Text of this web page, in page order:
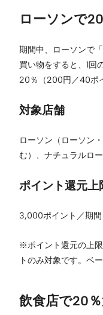
ローソンで
期間中、ローソンで
買い物をすると、1回
20％（200円／40ポ
対象店舗
ローソン（ローソン
む）、ナチュラルロ
ポイント還元上
3,000ポイント／期間
※ポイント還元の上
トのみ対象です。ベ
飲食店で20